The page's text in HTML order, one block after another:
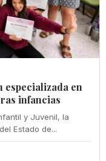
especializada en
infancias
y Juvenil, la
Estado de...